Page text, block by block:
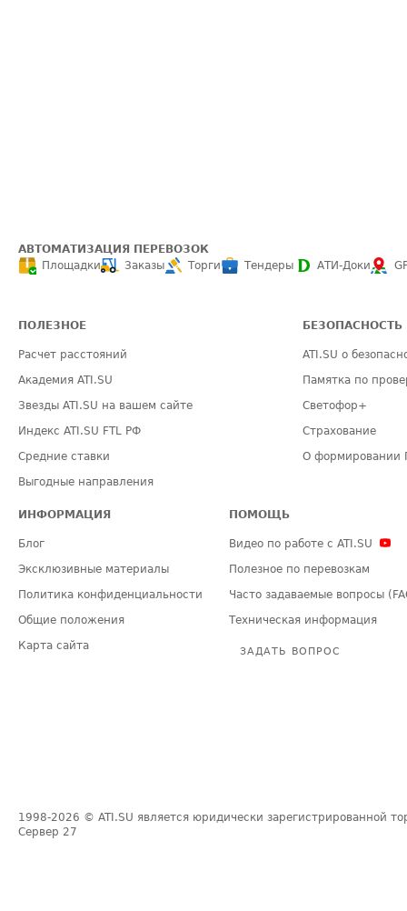
АВТОМАТИЗАЦИЯ ПЕРЕВОЗОК
Площадки
Заказы Торги Тендеры АТИ-Доки
ПОЛЕЗНОЕ
Расчет расстояний
Академия ATI.SU
Звезды ATI.SU на вашем сайте
Индекс ATI.SU FTL РФ
Средние ставки
Выгодные направления
БЕЗОПАСНОСТЬ
ATI.SU о
Памятка по
Светофор+
Страхование
О формировании
ИНФОРМАЦИЯ
Блог
Эксклюзивные материалы
Политика конфиденциальности
Общие положения
Карта сайта
ПОМОЩЬ
Видео по работе с ATI.SU
Полезное по перевозкам
Часто задаваемые вопросы
Техническая информация
ЗАДАТЬ ВОПРОС
1998-2026 © ATI.SU является юридически зарегистрированной
Сервер 27